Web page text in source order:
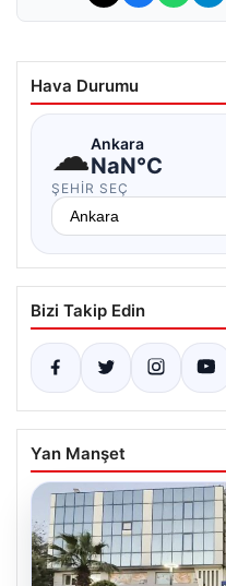
Hava Durumu
☁Ankara
NaN°C
ŞEHIR SEÇ
Bizi Takip Edin
Yan Manşet